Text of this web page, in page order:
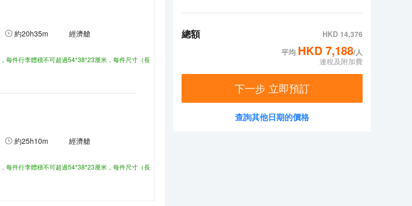
約20h35m 經濟艙
每件行李體積不可超過54*38*23厘米，每件尺寸（長
約25h10m 經濟艙
每件行李體積不可超過54*38*23厘米，每件尺寸（長
總額 HKD 14,376
平均 HKD 7,188/人
連稅及附加費
下一步 立即預訂
查詢其他日期的價格